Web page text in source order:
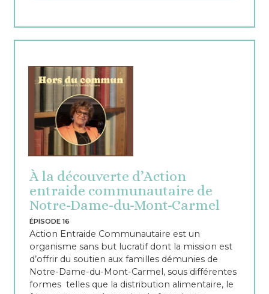
À la découverte d’Action
entraide communautaire de
Notre-Dame-du-Mont-Carmel
ÉPISODE 16
Action Entraide Communautaire est un
organisme sans but lucratif dont la mission est
d’offrir du soutien aux familles démunies de
Notre-Dame-du-Mont-Carmel, sous différentes
formes telles que la distribution alimentaire, le